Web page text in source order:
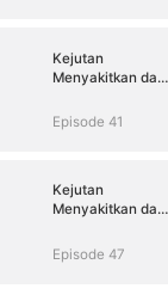
Kejutan
Menyakitkan dari
Episode 41
Kejutan
Menyakitkan dari
Episode 47